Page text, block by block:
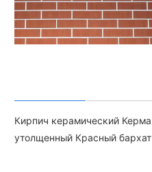
Кирпич керамический Керма
утолщенный Красный бархат